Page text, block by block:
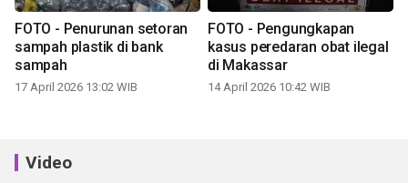
FOTO - Penurunan setoran
sampah plastik di bank
sampah
17 April 2026 13:02 WIB
FOTO - Pengungkapan
kasus peredaran obat ilegal
di Makassar
14 April 2026 10:42 WIB
Video